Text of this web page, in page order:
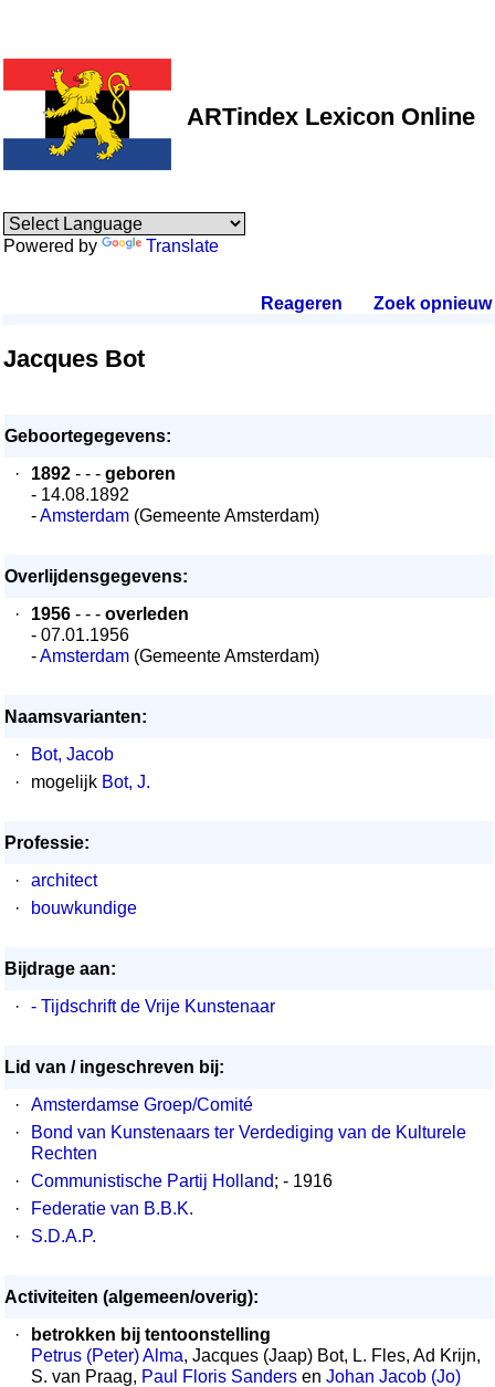
ARTindex Lexicon Online
Powered by Translate
Reageren Zoek opnieuw.
Jacques Bot
Geboortegegevens:
·
1892 - - - geboren
- 14.08.1892
-Amsterdam (Gemeente Amsterdam)
Overlijdensgegevens:
·
1956 - - - overleden
- 07.01.1956
-Amsterdam (Gemeente Amsterdam)
Naamsvarianten:
·
Bot, Jacob
·
mogelijk Bot, J.
Professie:
·
architect
·
bouwkundige
Bijdrage aan:
·
- Tijdschrift de Vrije Kunstenaar
Lid van / ingeschreven bij:
·
Amsterdamse Groep/Comité
·
Bond van Kunstenaars ter Verdediging van de Kulturele
Rechten
·
Communistische Partij Holland; - 1916
·
Federatie van B.B.K.
·
S.D.A.P.
Activiteiten (algemeen/overig):
·
betrokken bij tentoonstelling
Petrus (Peter) Alma, Jacques (Jaap) Bot, L. Fles, Ad Krijn,
S. van Praag, Paul Floris Sanders en Johan Jacob (Jo)